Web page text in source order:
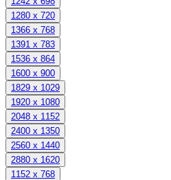
1280 x 720
1366 x 768
1391 x 783
1536 x 864
1600 x 900
1829 x 1029
1920 x 1080
2048 x 1152
2400 x 1350
2560 x 1440
2880 x 1620
1152 x 768